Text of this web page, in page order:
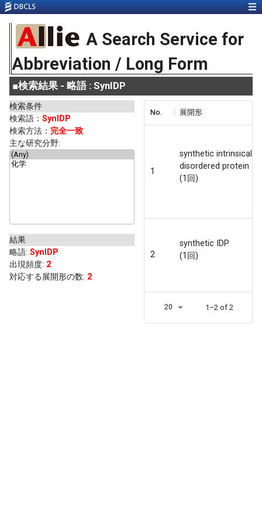
A Search Service for
Abbreviation / Long Form
■検索結果 - 略語 : SynIDP
検索条件
検索語： SynIDP
検索方法： 完全一致
主な研究分野:
結果
略語: SynIDP
出現頻度: 2
対応する展開形の数: 2
No. 展開形
1
synthetic intrinsically
disordered protein
(1回)
2
synthetic IDP
(1回)
20 1–2 of 2